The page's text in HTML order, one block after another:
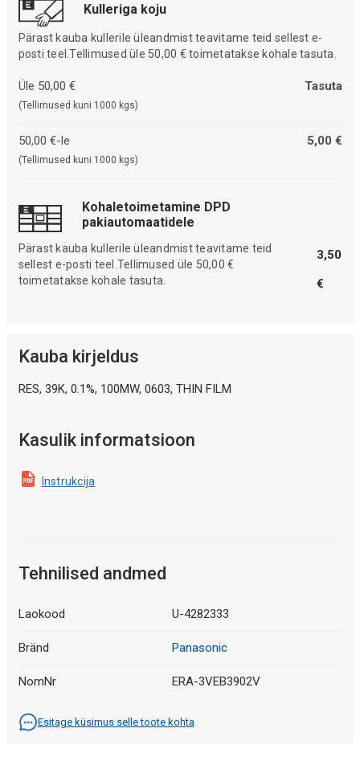
Kulleriga koju
Pärast kauba kullerile üleandmist teavitame teid sellest e-
posti teel.Tellimused üle 50,00 € toimetatakse kohale tasuta.
Üle 50,00 €
(Tellimused kuni 1000 kgs)
Tasuta
50,00 €-le
(Tellimused kuni 1000 kgs)
5,00 €
Kohaletoimetamine DPD
pakiautomaatidele
Pärast kauba kullerile üleandmist teavitame teid
sellest e-posti teel.Tellimused üle 50,00 €
toimetatakse kohale tasuta.
3,50
€
Kauba kirjeldus
RES, 39K, 0.1%, 100MW, 0603, THIN FILM
Kasulik informatsioon
Instrukcija
Tehnilised andmed
Laokood U-4282333
Bränd Panasonic
NomNr ERA-3VEB3902V
Esitage küsimus selle toote kohta